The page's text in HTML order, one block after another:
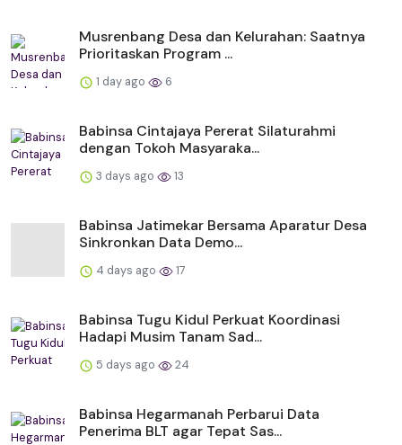
Musrenbang Desa dan Kelurahan: Saatnya
Prioritaskan Program ...
1 day ago 6
Babinsa Cintajaya Pererat Silaturahmi
dengan Tokoh Masyaraka...
3 days ago 13
Babinsa Jatimekar Bersama Aparatur Desa
Sinkronkan Data Demo...
4 days ago 17
Babinsa Tugu Kidul Perkuat Koordinasi
Hadapi Musim Tanam Sad...
5 days ago 24
Babinsa Hegarmanah Perbarui Data
Penerima BLT agar Tepat Sas...